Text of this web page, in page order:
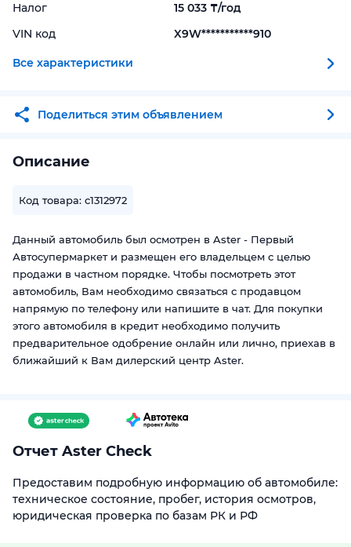
Налог
15 033 ₸/год
VIN код
X9W***********910
Все характеристики
Поделиться этим объявлением
Описание
Код товара: c1312972
Данный автомобиль был осмотрен в Aster - Первый
Автосупермаркет и размещен его владельцем с целью
продажи в частном порядке. Чтобы посмотреть этот
автомобиль, Вам необходимо связаться с продавцом
напрямую по телефону или напишите в чат. Для покупки
этого автомобиля в кредит необходимо получить
предварительное одобрение онлайн или лично, приехав в
ближайший к Вам дилерский центр Aster.
Отчет Aster Check
Предоставим подробную информацию об автомобиле:
техническое состояние, пробег, история осмотров,
юридическая проверка по базам РК и РФ